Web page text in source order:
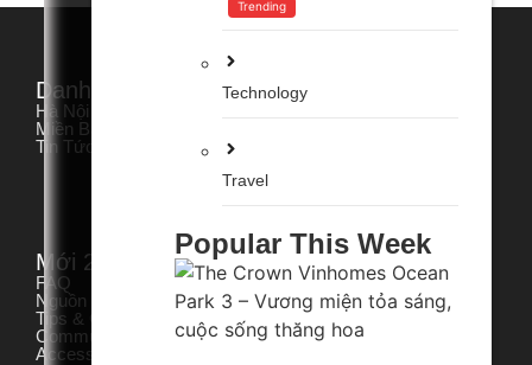
Trending
Technology
Travel
Popular This Week
Danh Mục.
Hà Nội
Miền Bắc
Tin Tức
Xem Nhanh.
Điều khoản dịch vụ
Mới 2025.
FAQ
Nguồn
Tips & Guides
Community Guidelines
Accessibility